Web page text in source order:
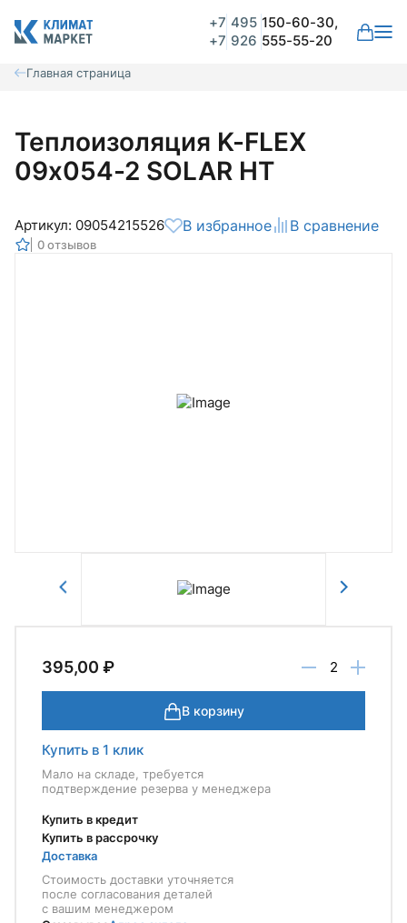
+7 495 150-60-30,
+7 926 555-55-20
Главная страница
Теплоизоляция K-FLEX
09x054-2 SOLAR HT
Артикул: 09054215526 В избранное В сравнение
0 отзывов
395,00 ₽
В корзину
Купить в 1 клик
Мало на складе, требуется
подтверждение резерва у менеджера
Купить в кредит
Купить в рассрочку
Доставка
Стоимость доставки уточняется
после согласования деталей
с вашим менеджером
Авторизоваться